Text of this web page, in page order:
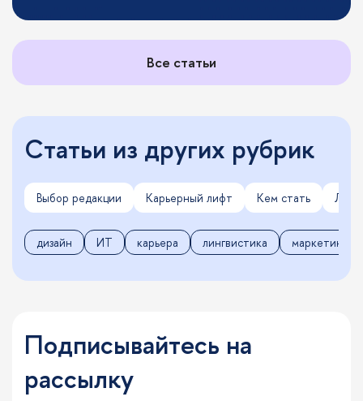
Все статьи
Статьи из других рубрик
Выбор редакции Карьерный лифт Кем стать
дизайн ИТ карьера лингвистика маркетинг
Подписывайтесь на
рассылку